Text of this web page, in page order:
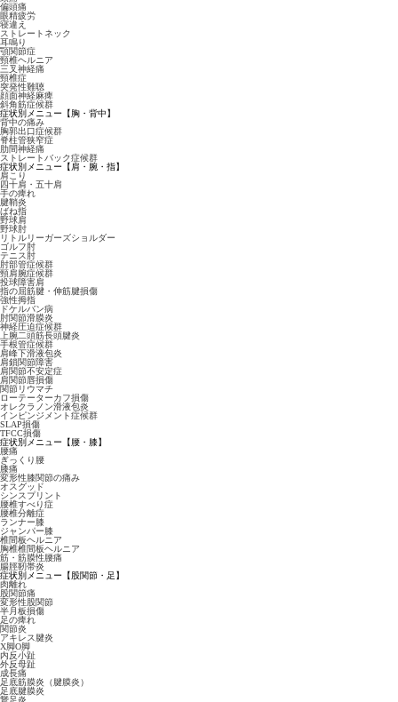
偏頭痛
眼精疲労
寝違え
ストレートネック
耳鳴り
顎関節症
頸椎ヘルニア
三叉神経痛
頸椎症
突発性難聴
顔面神経麻痺
斜角筋症候群
症状別メニュー【胸・背中】
背中の痛み
胸郭出口症候群
脊柱管狭窄症
肋間神経痛
ストレートバック症候群
症状別メニュー【肩・腕・指】
肩こり
四十肩・五十肩
手の痺れ
腱鞘炎
ばね指
野球肩
野球肘
リトルリーガーズショルダー
ゴルフ肘
テニス肘
肘部管症候群
頸肩腕症候群
投球障害肩
指の屈筋腱・伸筋腱損傷
強性拇指
ドケルバン病
肘関節滑膜炎
神経圧迫症候群
上腕二頭筋長頭腱炎
手根管症候群
肩峰下滑液包炎
肩鎖関節障害
肩関節不安定症
肩関節唇損傷
関節リウマチ
ローテーターカフ損傷
オレクラノン滑液包炎
インピンジメント症候群
SLAP損傷
TFCC損傷
症状別メニュー【腰・膝】
腰痛
ぎっくり腰
膝痛
変形性膝関節の痛み
オスグッド
シンスプリント
腰椎すべり症
腰椎分離症
ランナー膝
ジャンパー膝
椎間板ヘルニア
胸椎椎間板ヘルニア
筋・筋膜性腰痛
腸脛靭帯炎
症状別メニュー【股関節・足】
肉離れ
股関節痛
変形性股関節
半月板損傷
足の痺れ
関節炎
アキレス腱炎
X脚O脚
内反小趾
外反母趾
成長痛
足底筋膜炎（腱膜炎）
足底腱膜炎
鵞足炎